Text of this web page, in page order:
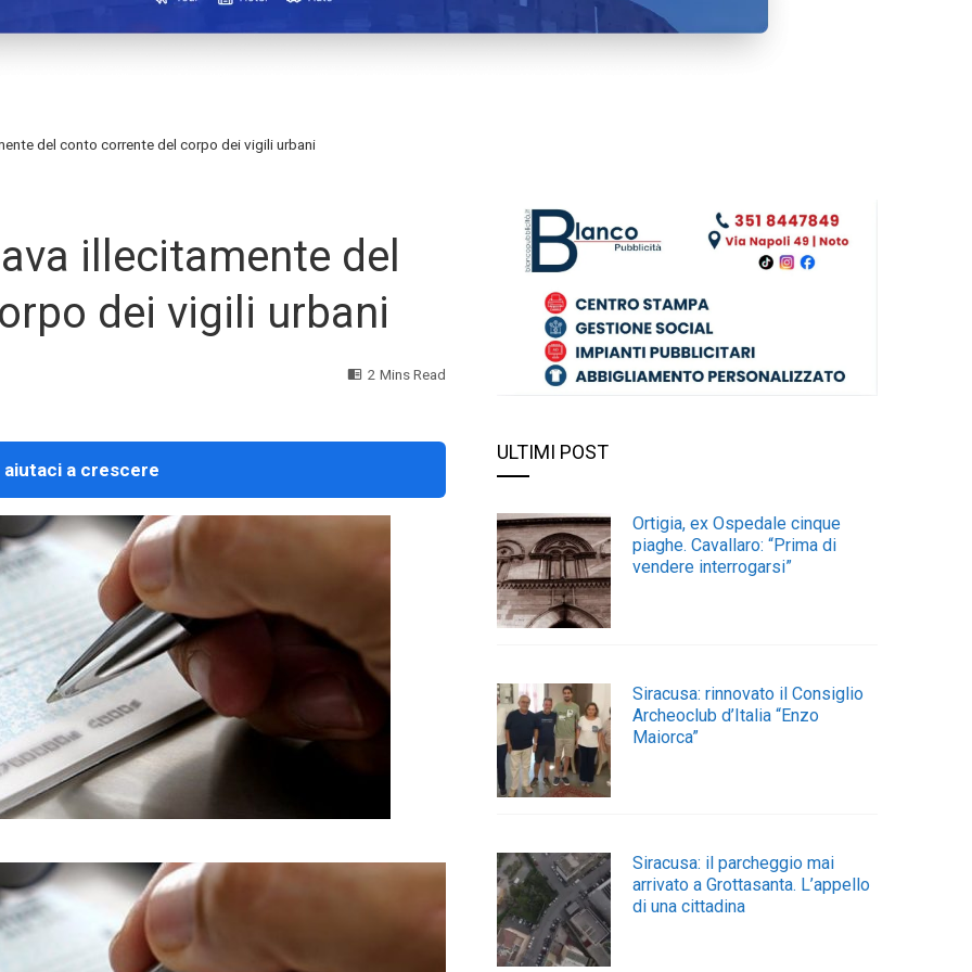
del conto corrente del corpo dei vigili urbani
illecitamente del
dei vigili urbani
2 Mins Read
aiutaci a crescere
ULTIMI POST
Ortigia, ex Ospedale cinque
piaghe. Cavallaro: “Prima di
vendere interrogarsi”
Siracusa: rinnovato il Consiglio
Archeoclub d’Italia “Enzo
Maiorca”
Siracusa: il parcheggio mai
arrivato a Grottasanta. L’appello
di una cittadina